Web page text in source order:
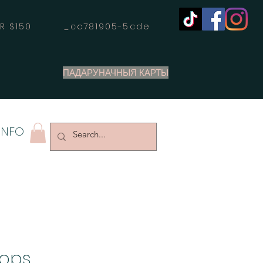
$150 _cc781905-5cde
ПАДАРУНАЧНЫЯ КАРТЫ